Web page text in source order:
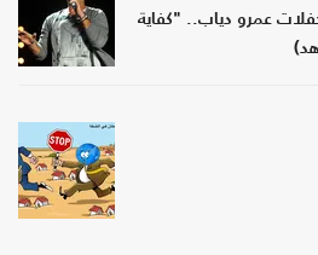
عمرو دياب.. "كفاية